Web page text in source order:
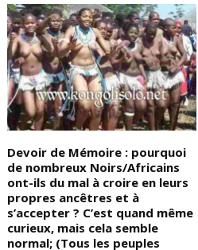
Devoir de Mémoire : pourquoi
de nombreux Noirs/Africains
ont-ils du mal à croire en leurs
propres ancêtres et à
s’accepter ? C’est quand même
curieux, mais cela semble
normal; (Tous les peuples